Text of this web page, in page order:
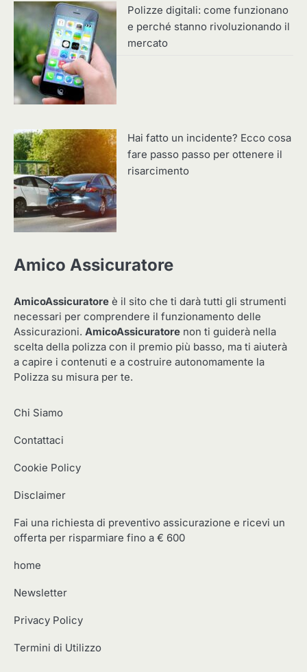
Polizze digitali: come funzionano
e perché stanno rivoluzionando il
mercato
Hai fatto un incidente? Ecco cosa
fare passo passo per ottenere il
risarcimento
Amico Assicuratore
AmicoAssicuratore è il sito che ti darà tutti gli strumenti
necessari per comprendere il funzionamento delle
Assicurazioni. AmicoAssicuratore non ti guiderà nella
scelta della polizza con il premio più basso, ma ti aiuterà
a capire i contenuti e a costruire autonomamente la
Polizza su misura per te.
Chi Siamo
Contattaci
Cookie Policy
Disclaimer
Fai una richiesta di preventivo assicurazione e ricevi un
offerta per risparmiare fino a € 600
home
Newsletter
Privacy Policy
Termini di Utilizzo